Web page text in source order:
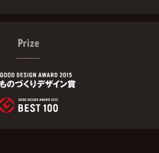
Prize